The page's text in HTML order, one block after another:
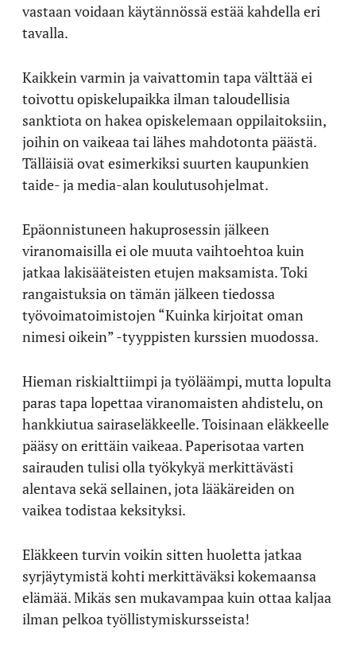
vastaan voidaan käytännössä estää kahdella eri
tavalla.
Kaikkein varmin ja vaivattomin tapa välttää ei
toivottu opiskelupaikka ilman taloudellisia
sanktiota on hakea opiskelemaan oppilaitoksiin,
joihin on vaikeaa tai lähes mahdotonta päästä.
Tälläisiä ovat esimerkiksi suurten kaupunkien
taide- ja media-alan koulutusohjelmat.
Epäonnistuneen hakuprosessin jälkeen
viranomaisilla ei ole muuta vaihtoehtoa kuin
jatkaa lakisääteisten etujen maksamista. Toki
rangaistuksia on tämän jälkeen tiedossa
työvoimatoimistojen “Kuinka kirjoitat oman
nimesi oikein” -tyyppisten kurssien muodossa.
Hieman riskialttiimpi ja työläämpi, mutta lopulta
paras tapa lopettaa viranomaisten ahdistelu, on
hankkiutua sairaseläkkeelle. Toisinaan eläkkeelle
pääsy on erittäin vaikeaa. Paperisotaa varten
sairauden tulisi olla työkykyä merkittävästi
alentava sekä sellainen, jota lääkäreiden on
vaikea todistaa keksityksi.
Eläkkeen turvin voikin sitten huoletta jatkaa
syrjäytymistä kohti merkittäväksi kokemaansa
elämää. Mikäs sen mukavampaa kuin ottaa kaljaa
ilman pelkoa työllistymiskursseista!